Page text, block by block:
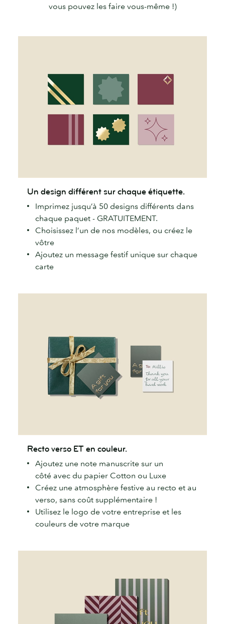
vous pouvez les faire vous-même !)
design
différent
chaque
étiquette.
Un design différent sur chaque étiquette.
Imprimez jusqu’à 50 designs différents dans
chaque paquet - GRATUITEMENT.
Choisissez l’un de nos modèles, ou créez le
vôtre
Ajoutez un message festif unique sur chaque
carte
verso
couleur.
Recto verso ET en couleur.
Ajoutez une note manuscrite sur un
côté avec du papier Cotton ou Luxe
Créez une atmosphère festive au recto et au
verso, sans coût supplémentaire !
Utilisez le logo de votre entreprise et les
couleurs de votre marque